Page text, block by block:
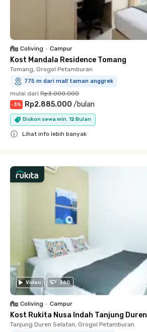
Coliving • Campur
Kost Mandala Residence Tomang
Tomang, Grogol Petamburan
775 m dari mall taman anggrek
mulai dari Rp3.000.000
-3% Rp2.885.000 /bulan
Diskon sewa min. 12 Bulan
Lihat info lebih banyak
Video 360
Coliving • Campur
Kost Rukita Nusa Indah Tanjung Duren
Tanjung Duren Selatan, Grogol Petamburan